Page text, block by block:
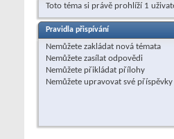
Toto téma si právě prohlíží 1
Pravidla přispívání
Nemůžete zakládat nová témata
Nemůžete zasílat odpovědi
Nemůžete přikládat přílohy
Nemůžete upravovat své příspěvky